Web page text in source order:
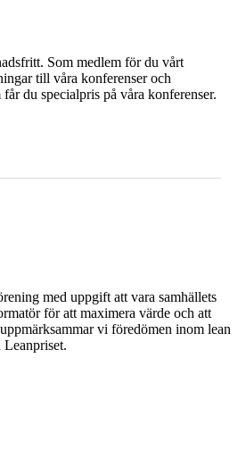
Som medlem för du vårt
till våra konferenser och
du specialpris på våra konferenser.
med uppgift att vara samhällets
för att maximera värde och att
vi föredömen inom lean
Leanpriset.